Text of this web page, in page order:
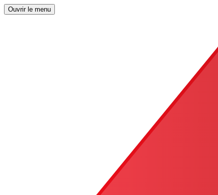
Ouvrir le menu